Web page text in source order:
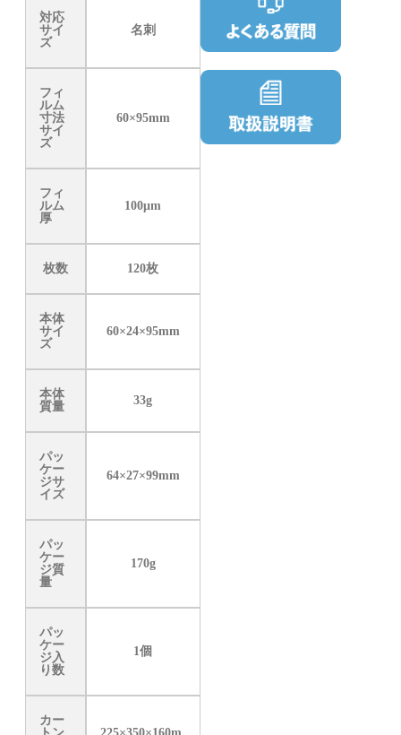
対応
サイ
ズ
名刺
フィ
ルム
寸法
サイ
ズ
60×95mm
フィ
ルム
厚
100μm
枚数 120枚
本体
サイ
ズ
60×24×95mm
本体
質量
33g
パッ
ケー
ジサ
イズ
64×27×99mm
パッ
ケー
ジ質
量
170g
パッ
ケー
ジ入
り数
1個
カー